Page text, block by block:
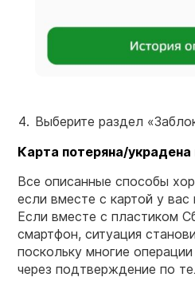
Выберите раздел
Карта потеряна/
Все описанные способы
если вместе с картой у
Если вместе с пластиком
смартфон, ситуация
поскольку многие
через подтверждение по